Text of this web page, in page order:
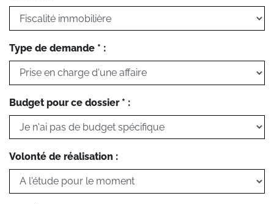
Type de demande * :
Budget pour ce dossier * :
Volonté de réalisation :